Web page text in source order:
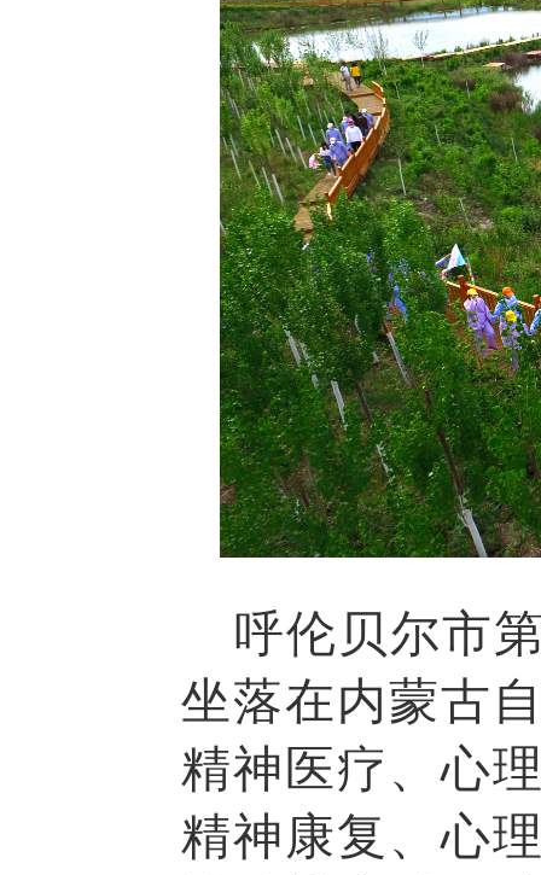
呼伦贝尔市
坐落在内蒙古
精神医疗、心
精神康复、心